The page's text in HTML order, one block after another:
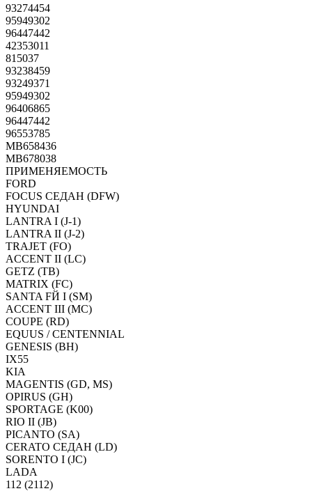
93274454
95949302
96447442
42353011
815037
93238459
93249371
95949302
96406865
96447442
96553785
MB658436
MB678038
ПРИМЕНЯЕМОСТЬ
FORD
FOCUS СЕДАН (DFW)
HYUNDAI
LANTRA I (J-1)
LANTRA II (J-2)
TRAJET (FO)
ACCENT II (LC)
GETZ (TB)
MATRIX (FC)
SANTA FЙ I (SM)
ACCENT III (MC)
COUPE (RD)
EQUUS / CENTENNIAL
GENESIS (BH)
IX55
KIA
MAGENTIS (GD, MS)
OPIRUS (GH)
SPORTAGE (K00)
RIO II (JB)
PICANTO (SA)
CERATO СЕДАН (LD)
SORENTO I (JC)
LADA
112 (2112)